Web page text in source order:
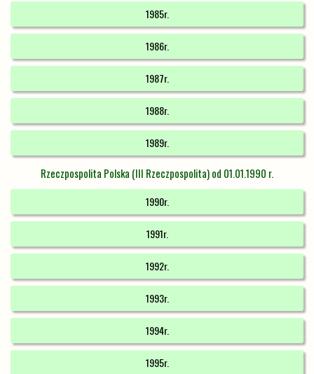
1985r.
1986r.
1987r.
1988r.
1989r.
Rzeczpospolita Polska (III Rzeczpospolita) od 01.01.1990 r.
1990r.
1991r.
1992r.
1993r.
1994r.
1995r.